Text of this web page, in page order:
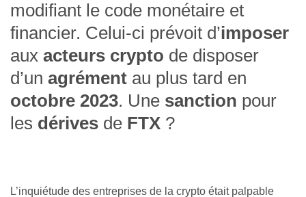
modifiant le code monétaire et
financier. Celui-ci prévoit d’imposer
aux acteurs crypto de disposer
d’un agrément au plus tard en
octobre 2023. Une sanction pour
les dérives de FTX ?
L’inquiétude des entreprises de la crypto était palpable